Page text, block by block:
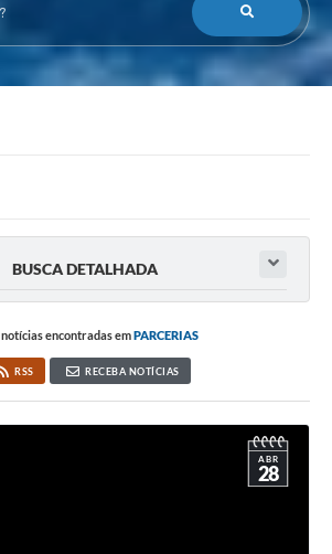
BUSCA DETALHADA
notícias encontradas emPARCERIAS
RSS RECEBA NOTÍCIAS
ABR
28